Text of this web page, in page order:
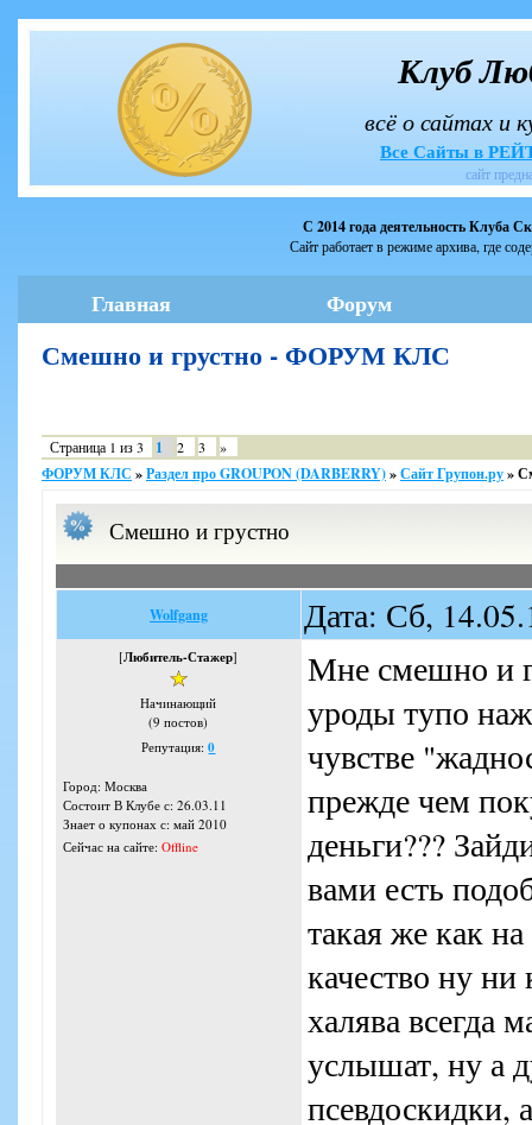
Клуб
всё о сайтах и
Все Сайты в
сайт
С 2014 года деятельность Клуба
Сайт работает в режиме архива, где
Главная Форум
Смешно и грустно - ФОРУМ КЛС
Страница 1 из3 1 2 3 »
ФОРУМ КЛС »Раздел про GROUPON (DARBERRY)»Сайт Групон.ру»
Смешно и грустно
Wolfgang Дата: Сб,
[Любитель-Стажер]
Начинающий
(9 постов)
Репутация:0
Город: Москва
Состоит В Клубе с: 26.03.11
Знает о купонах с: май 2010
Сейчас на сайте: Offline
Мне смешно и
уроды тупо
чувстве
прежде чем
деньги???
вами есть
такая же как
качество ну ни
халява всегда
услышат, ну а
псевдоскидки,